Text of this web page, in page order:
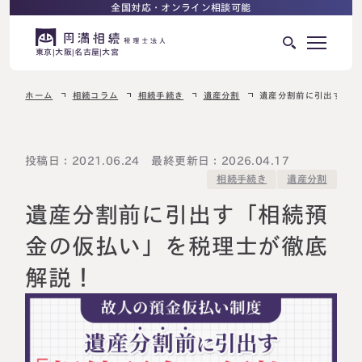
全国対応・オンライン相談可能
東京 大阪 名古屋 大宮
相続ロードマップ
ご相談の流れ
選ばれる理由
よくある質問
相続税申告について
料金表
ホーム 相続コラム 相続手続き 遺産分割 遺産分割前に引出す「
投稿日：2021.06.24 最終更新日：2026.04.17
相続手続き 遺産分割
遺産分割前に引出す「相続預
金の仮払い」を税理士が徹底
解説！